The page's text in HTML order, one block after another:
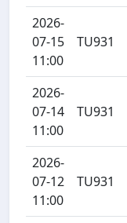
2026-
07-15
11:00
TU931
2026-
07-14
11:00
TU931
2026-
07-12
11:00
TU931